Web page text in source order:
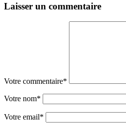
Laisser un commentaire
Votre commentaire*
Votre nom*
Votre email*